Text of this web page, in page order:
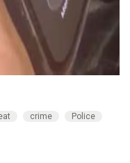
crime Police